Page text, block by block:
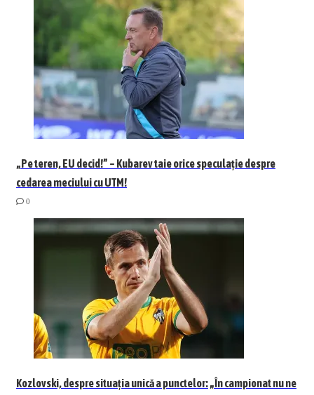
„Pe teren, EU decid!” – Kubarev taie orice speculație despre
cedarea meciului cu UTM!
0
Kozlovski, despre situația unică a punctelor: „În campionat nu ne